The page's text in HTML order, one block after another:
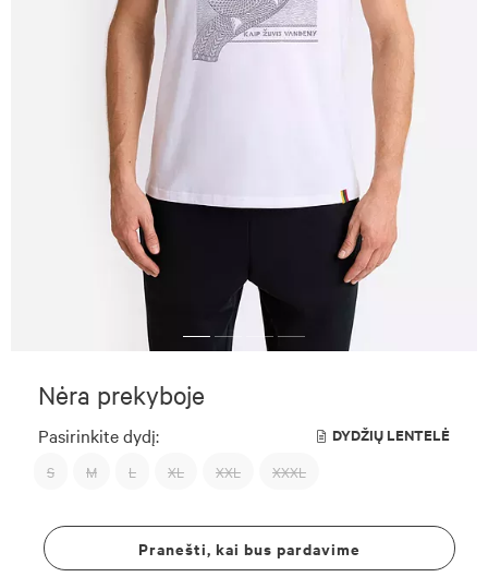
Nėra prekyboje
Pasirinkite dydį: DYDŽIŲ LENTELĖ
S M L XL XXL XXXL
Pranešti, kai bus pardavime